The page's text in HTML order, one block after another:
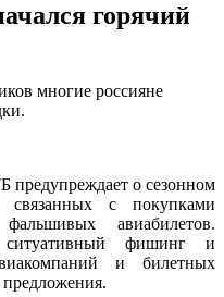
горячий
многие россияне
предупреждает о сезонном
связанных с покупками
авиабилетов.
ситуативный фишинг и
и билетных